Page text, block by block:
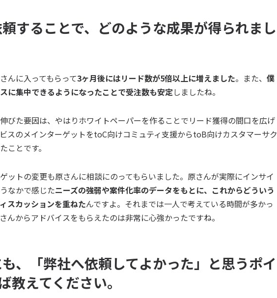
することで、どのような成果が得られまし
んに入ってもらって3ヶ月後にはリード数が5倍以上に増えました。また、 僕
に集中できるようになったことで受注数も安定しましたね。
びた要因は、やはりホワイトペーパーを作ることでリード獲得の間口を広げ
スのメインターゲットをtoC向けコミュティ支援からtoB向けカスタマーサク
ことです。
ットの変更も原さんに相談にのってもらいました。原さんが実際にインサイ
なかで感じたニーズの強弱や案件化率のデータをもとに、これからどういう
スカッションを重ねたんですよ。それまでは一人で考えている時間が多かっ
んからアドバイスをもらえたのは非常に心強かったですね。
、「弊社へ依頼してよかった」と思うポイ
教えてください。